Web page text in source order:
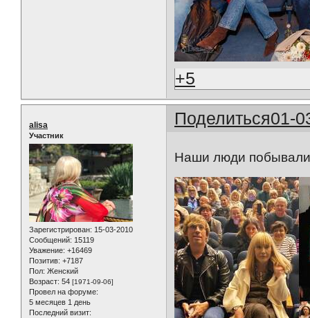
+5
Поделиться01-
alisa
Участник
Зарегистрирован: 15-03-2010
Сообщений: 15119
Уважение: +16469
Позитив: +7187
Пол: Женский
Возраст: 54 [1971-09-06]
Провел на форуме:
5 месяцев 1 день
Последний визит:
Наши люди